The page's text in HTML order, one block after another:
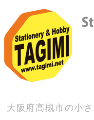
大阪府高槻市の小